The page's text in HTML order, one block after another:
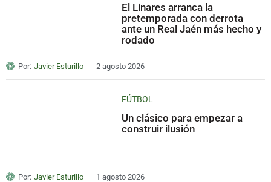
El Linares arranca la
pretemporada con derrota
ante un Real Jaén más hecho y
rodado
Por: Javier Esturillo 2 agosto 2026
FÚTBOL
Un clásico para empezar a
construir ilusión
Por: Javier Esturillo 1 agosto 2026